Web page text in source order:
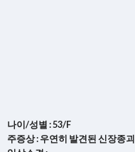
나이/성별 : 53/F
주증상 : 우연히 발견된 신장종괴